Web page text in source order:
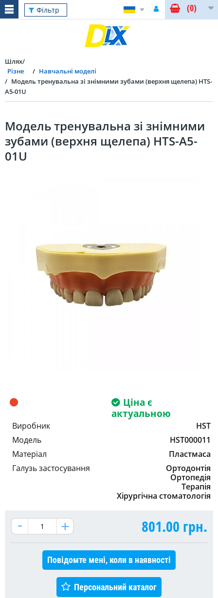
Фільтр (0)
Шлях
Різне
Навчальні моделі
Модель тренувальна зі знімними зубами (верхня щелепа) HTS-
A5-01U
Модель тренувальна зі знімними
зубами (верхня щелепа) HTS-A5-
01U
Ціна є
актуальною
Виробник
HST
Модель
HST000011
Матеріал
Пластмаса
Галузь застосування
Ортодонтія
Ортопедія
Терапія
Хірургічна стоматологія
801.00 грн.
Повідомте мені, коли в наявності
Персональний каталог